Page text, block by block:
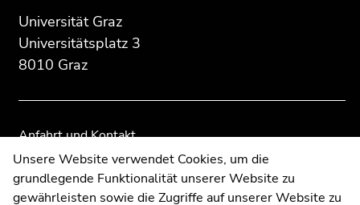
Seitenbereichs:
Zusatzinformationen:
Universität Graz
Universitätsplatz 3
8010 Graz
Anfahrt und Kontakt
Kommunikation und Öffentlichkeitsarbeit
Moodle
UNIGRAZonline
Seitenbereichs.
Übersicht
Seitenbereichs.
Übersicht
Unsere Website verwendet Cookies, um die
grundlegende Funktionalität unserer Website zu
gewährleisten sowie die Zugriffe auf unserer Website zu